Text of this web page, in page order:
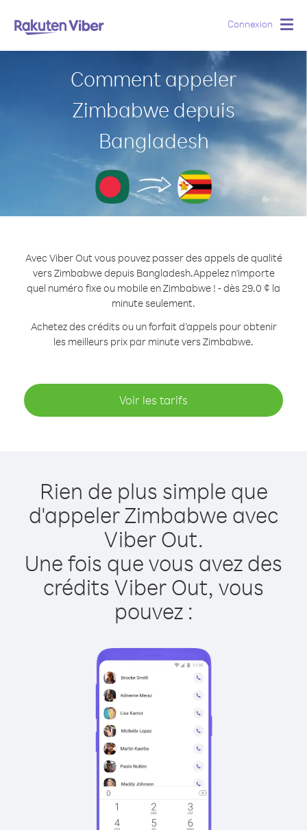
Connexion
Comment appeler
Zimbabwe depuis
Bangladesh
Avec Viber Out vous pouvez passer des appels de qualité
vers Zimbabwe depuis Bangladesh.Appelez n'importe
quel numéro fixe ou mobile en Zimbabwe ! - dès 29.0 ¢ la
minute seulement.
Achetez des crédits ou un forfait d’appels pour obtenir
les meilleurs prix par minute vers Zimbabwe.
Voir les tarifs
Rien de plus simple que
d'appeler Zimbabwe avec
Viber Out.
Une fois que vous avez des
crédits Viber Out, vous
pouvez :